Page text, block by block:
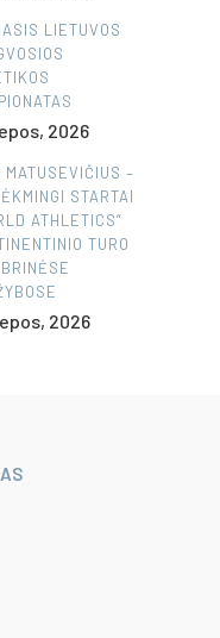
LIETUVOS
2026
MATUSEVIČIUS –
STARTAI
ATHLETICS“
TURO
2026